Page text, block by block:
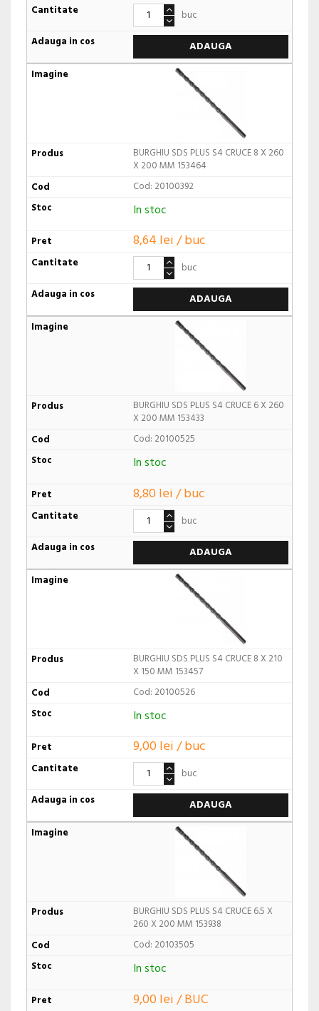
buc
ADAUGA
BURGHIU SDS PLUS S4 CRUCE 8 X 260
X 200 MM 153464
Cod: 20100392
In stoc
8,64 lei / buc
buc
ADAUGA
BURGHIU SDS PLUS S4 CRUCE 6 X 260
X 200 MM 153433
Cod: 20100525
In stoc
8,80 lei / buc
buc
ADAUGA
BURGHIU SDS PLUS S4 CRUCE 8 X 210
X 150 MM 153457
Cod: 20100526
In stoc
9,00 lei / buc
buc
ADAUGA
BURGHIU SDS PLUS S4 CRUCE 6.5 X
260 X 200 MM 153938
Cod: 20103505
In stoc
9,00 lei / BUC